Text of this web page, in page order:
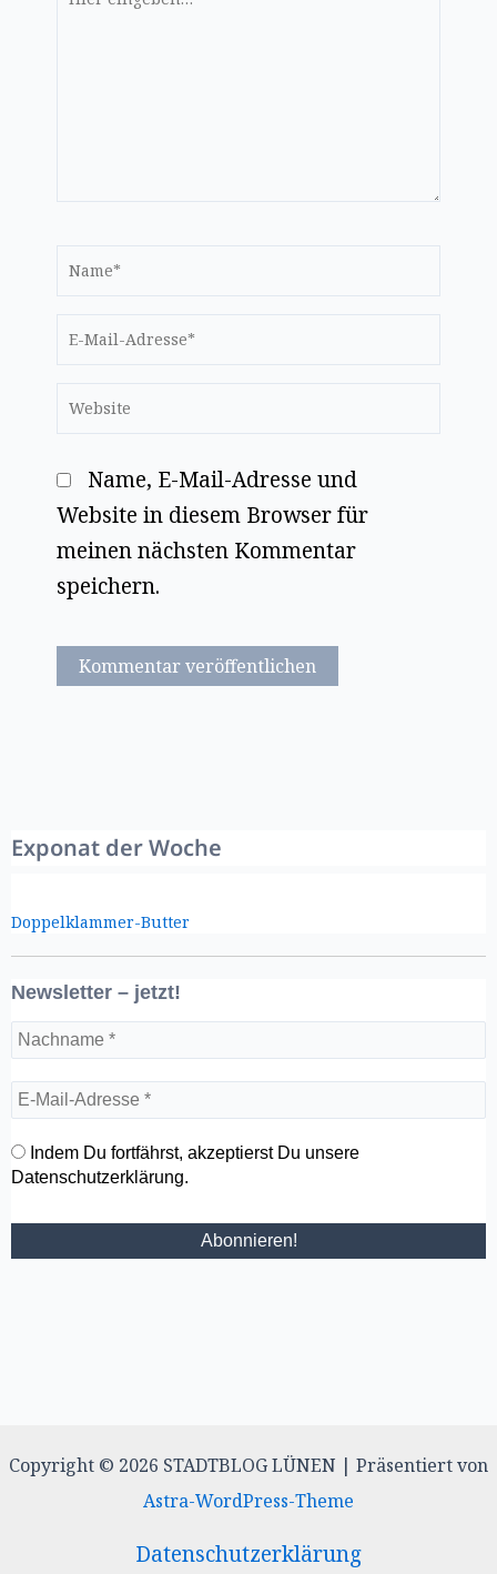
Name*
E-
Adresse*
Website
Name, E-Mail-Adresse und
Website in diesem Browser für
meinen nächsten Kommentar
speichern.
Exponat der Woche
Doppelklammer-Butter
Newsletter – jetzt!
Indem Du fortfährst, akzeptierst Du unsere
Datenschutzerklärung.
Copyright © 2026 STADTBLOG LÜNEN | Präsentiert von
Astra-WordPress-Theme
Datenschutzerklärung